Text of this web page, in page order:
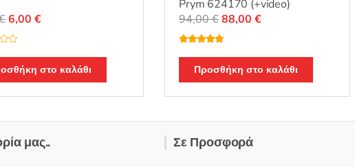
Original
price
8,00 €.
6,00 €Η
είναι:
6,00 €.
στο καλάθι
Prym 624170 (+video)
θηκε με5.00
από 5
94,00€Original
price
94,00 €.
88,00 €Η
είναι:
88,00 €.
Προσθήκη στο καλάθι
μας.. Σε Προσφορά